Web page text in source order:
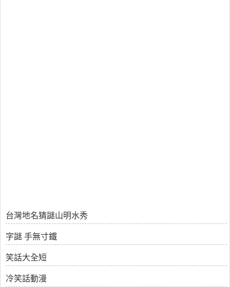
台灣地名猜謎山明水秀
字謎 手無寸鐵
笑話大全短
冷笑話動漫